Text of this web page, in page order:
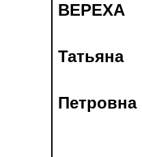
ВЕРЕХА
Татьяна
Петровна